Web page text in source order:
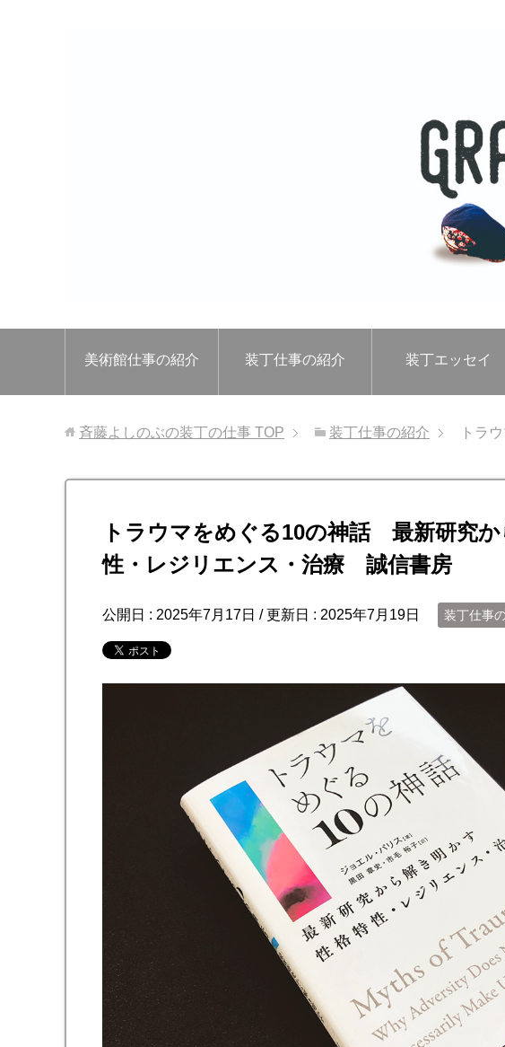
美術館仕事の紹介 装丁仕事の紹介 装丁エッセイ
斉藤よしのぶの装丁の仕事 TOP 装丁仕事の紹介 トラ
トラウマをめぐる10の神話 最新研究
性・レジリエンス・治療 誠信書房
公開日 : 2025年7月17日 / 更新日 : 2025年7月19日 装丁仕事